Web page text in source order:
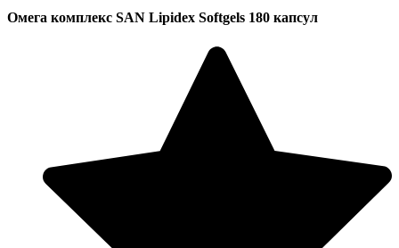
Омега комплекс SAN Lipidex Softgels 180 капсул